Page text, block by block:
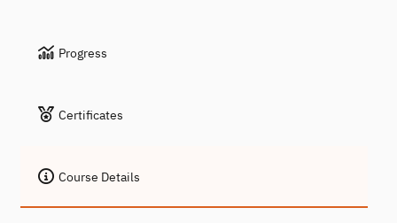
Progress
Certificates
Course Details